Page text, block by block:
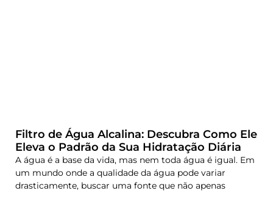
Filtro de Água Alcalina: Descubra Como Ele
Eleva o Padrão da Sua Hidratação Diária
A água é a base da vida, mas nem toda água é igual. Em
um mundo onde a qualidade da água pode variar
drasticamente, buscar uma fonte que não apenas